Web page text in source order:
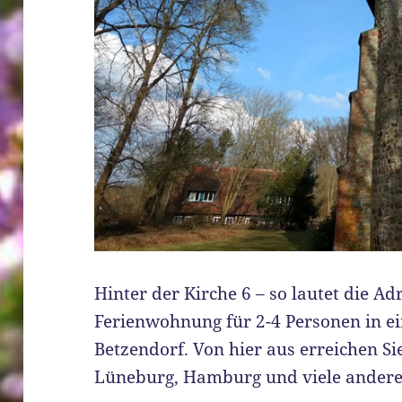
Hinter der Kirche 6 – so lautet die
Ferienwohnung für 2-4 Personen in
Betzendorf. Von hier aus erreichen
Lüneburg, Hamburg und viele